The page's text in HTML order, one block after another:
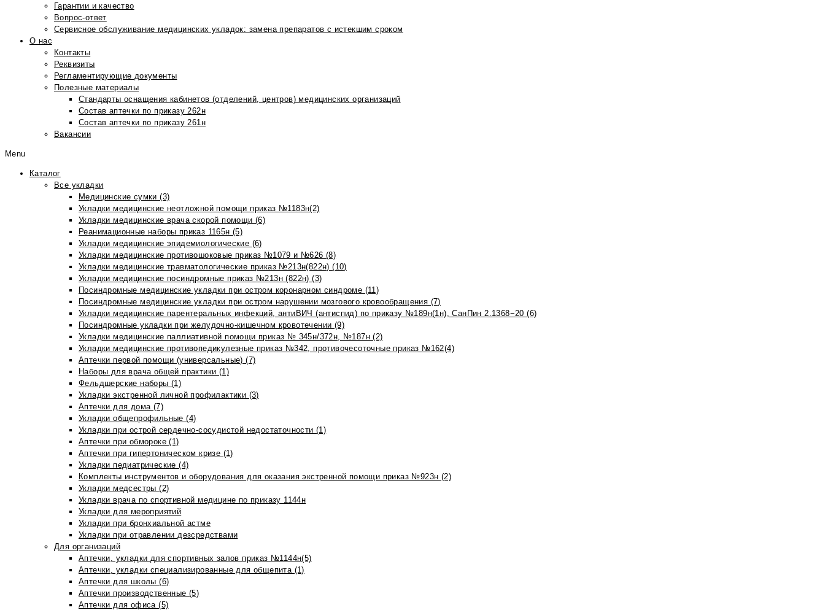
Гарантии и качество
Вопрос-ответ
Сервисное обслуживание медицинских укладок: замена препаратов с истекшим сроком
О нас
Контакты
Реквизиты
Регламентирующие документы
Полезные материалы
Стандарты оснащения кабинетов (отделений, центров) медицинских организаций
Состав аптечки по приказу 262н
Состав аптечки по приказу 261н
Вакансии
Menu
Каталог
Все укладки
Медицинские сумки (3)
Укладки медицинские неотложной помощи приказ №1183н(2)
Укладки медицинские врача скорой помощи (6)
Реанимационные наборы приказ 1165н (5)
Укладки медицинские эпидемиологические (6)
Укладки медицинские противошоковые приказ №1079 и №626 (8)
Укладки медицинские травматологические приказ №213н(822н) (10)
Укладки медицинские посиндромные приказ №213н (822н) (3)
Посиндромные медицинские укладки при остром коронарном синдроме (11)
Посиндромные медицинские укладки при остром нарушении мозгового кровообращения (7)
Укладки медицинские парентеральных инфекций, антиВИЧ (антиспид) по приказу №189н(1н), СанПин 2.1368−20 (6)
Посиндромные укладки при желудочно-кишечном кровотечении (9)
Укладки медицинские паллиативной помощи приказ № 345н/372н, №187н (2)
Укладки медицинские противопедикулезные приказ №342, противочесоточные приказ №162(4)
Аптечки первой помощи (универсальные) (7)
Наборы для врача общей практики (1)
Фельдшерские наборы (1)
Укладки экстренной личной профилактики (3)
Аптечки для дома (7)
Укладки общепрофильные (4)
Укладки при острой сердечно-сосудистой недостаточности (1)
Аптечки при обмороке (1)
Аптечки при гипертоническом кризе (1)
Укладки педиатрические (4)
Комплекты инструментов и оборудования для оказания экстренной помощи приказ №923н (2)
Укладки медсестры (2)
Укладки врача по спортивной медицине по приказу 1144н
Укладки для мероприятий
Укладки при бронхиальной астме
Укладки при отравлении дезсредствами
Для организаций
Аптечки, укладки для спортивных залов приказ №1144н(5)
Аптечки, укладки специализированные для общепита (1)
Аптечки для школы (6)
Аптечки производственные (5)
Аптечки для офиса (5)